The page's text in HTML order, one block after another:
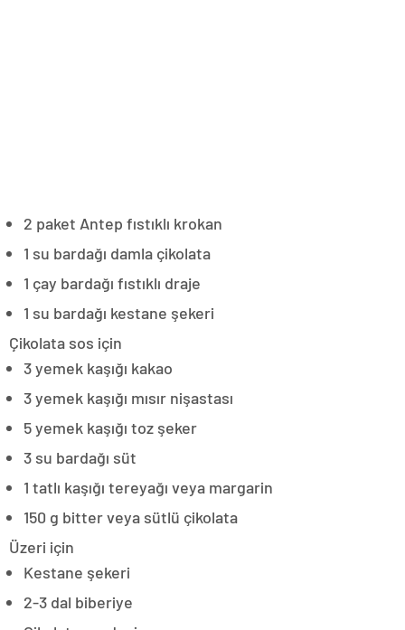
2 paket Antep fıstıklı krokan
1 su bardağı damla çikolata
1 çay bardağı fıstıklı draje
1 su bardağı kestane şekeri
Çikolata sos için
3 yemek kaşığı kakao
3 yemek kaşığı mısır nişastası
5 yemek kaşığı toz şeker
3 su bardağı süt
1 tatlı kaşığı tereyağı veya margarin
150 g bitter veya sütlü çikolata
Üzeri için
Kestane şekeri
2-3 dal biberiye